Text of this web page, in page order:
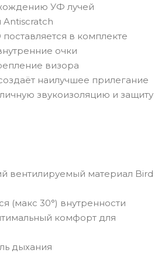
УФ лучей
Antiscratch
в комплекте
очки
визора
наилучшее прилегание
звукоизоляцию и защиту
вентилируемый материал Bird
(макс 30°) внутренности
комфорт для
дыхания